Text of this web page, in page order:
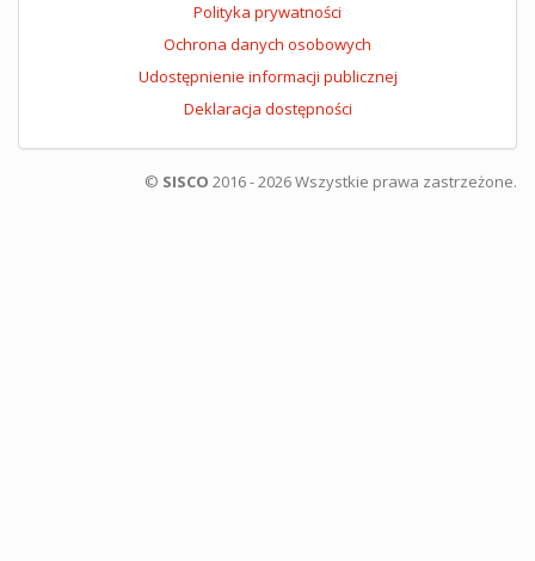
Polityka prywatności
Ochrona danych osobowych
Udostępnienie informacji publicznej
Deklaracja dostępności
© SISCO 2016 - 2026 Wszystkie prawa zastrzeżone.